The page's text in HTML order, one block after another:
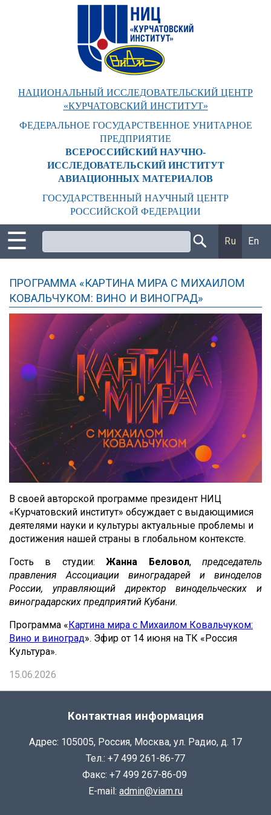
НАЦИОНАЛЬНЫЙ ИССЛЕДОВАТЕЛЬСКИЙ ЦЕНТР
«КУРЧАТОВСКИЙ ИНСТИТУТ»
ФЕДЕРАЛЬНОЕ ГОСУДАРСТВЕННОЕ УНИТАРНОЕ
ПРЕДПРИЯТИЕ
ВСЕРОССИЙСКИЙ НАУЧНО-
ИССЛЕДОВАТЕЛЬСКИЙ ИНСТИТУТ
АВИАЦИОННЫХ МАТЕРИАЛОВ
ГОСУДАРСТВЕННЫЙ НАУЧНЫЙ ЦЕНТР
РОССИЙСКОЙ ФЕДЕРАЦИИ
☰ Ru En
ПРОГРАММА «КАРТИНА МИРА С МИХАИЛОМ
КОВАЛЬЧУКОМ: ВИНО И ВИНОГРАД»
В своей авторской программе президент НИЦ
«Курчатовский институт» обсуждает с выдающимися
деятелями науки и культуры актуальные проблемы и
достижения нашей страны в глобальном контексте.
Гость в студии:Жанна Беловол,председатель
правления Ассоциации виноградарей и виноделов
России, управляющий директор винодельческих и
виноградарских предприятий Кубани.
Программа «Картина мира с Михаилом Ковальчуком:
Вино и виноград». Эфир от 14 июня на ТК «Россия
Культура».
15.06.2026
Контактная информация
Адрес: 105005, Россия, Москва, ул. Радио, д. 17
Тел.: +7 499 261-86-77
Факс: +7 499 267-86-09
E-mail: admin@viam.ru